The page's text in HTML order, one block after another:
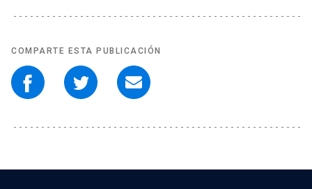
COMPARTE ESTA PUBLICACIÓN